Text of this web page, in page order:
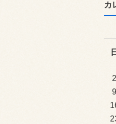
カ
2
9